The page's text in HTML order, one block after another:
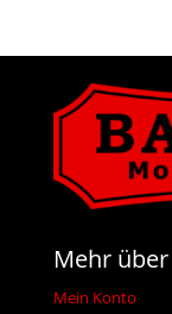
Mehr über
Mein Konto